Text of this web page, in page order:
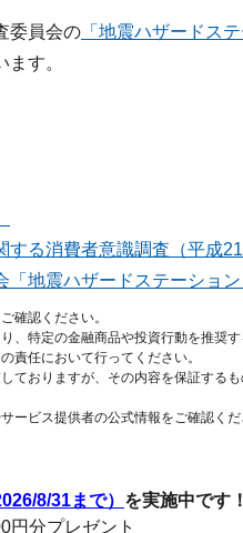
委員会の 「地震ハザードステ
す。
る消費者意識調査（平成21
地震ハザードステーション
確認ください。
、特定の金融商品や投資行動を推奨す
責任において行ってください。
ておりますが、その内容を保証する
ービス提供者の公式情報をご確認くだ
8/31まで） を実施中です！
円分プレゼント